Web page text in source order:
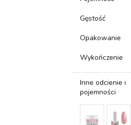
Gęstość
Opakowanie
Wykończenie
Inne odcienie i
pojemności